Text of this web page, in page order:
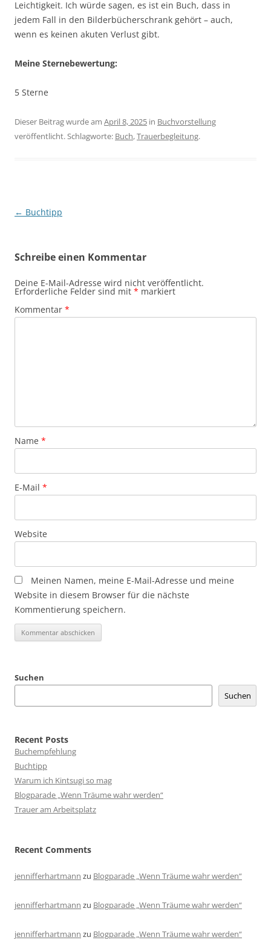
Leichtigkeit. Ich würde sagen, es ist ein Buch, dass in
jedem Fall in den Bilderbücherschrank gehört – auch,
wenn es keinen akuten Verlust gibt.
Meine Sternebewertung:
5 Sterne
Dieser Beitrag wurde am April 8, 2025 in Buchvorstellung
veröffentlicht. Schlagworte: Buch,Trauerbegleitung.
Beitragsnavigation
← Buchtipp
Schreibe einen Kommentar
Deine E-Mail-Adresse wird nicht veröffentlicht.
Erforderliche Felder sind mit * markiert
Kommentar *
Name *
E-Mail *
Website
Meinen Namen, meine E-Mail-Adresse und meine
Website in diesem Browser für die nächste
Kommentierung speichern.
Suchen
Suchen
Recent Posts
Buchempfehlung
Buchtipp
Warum ich Kintsugi so mag
Blogparade „Wenn Träume wahr werden“
Trauer am Arbeitsplatz
Recent Comments
jennifferhartmann zu Blogparade „Wenn Träume wahr werden“
jennifferhartmann zu Blogparade „Wenn Träume wahr werden“
jennifferhartmann zu Blogparade „Wenn Träume wahr werden“